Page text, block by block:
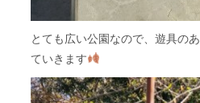
とても広い公園なので、遊具の
ていきます